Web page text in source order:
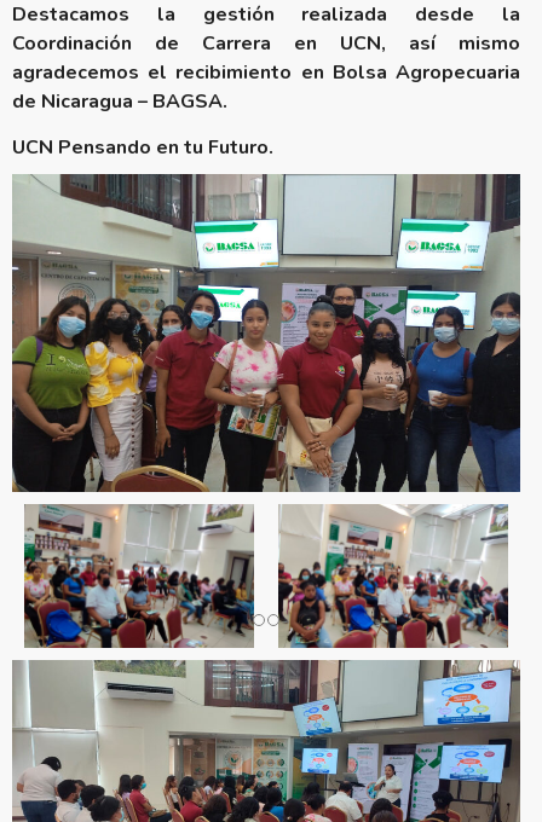
Destacamos la gestión realizada desde la
Coordinación de Carrera en UCN, así mismo
agradecemos el recibimiento en Bolsa Agropecuaria
de Nicaragua – BAGSA.
UCN Pensando en tu Futuro.